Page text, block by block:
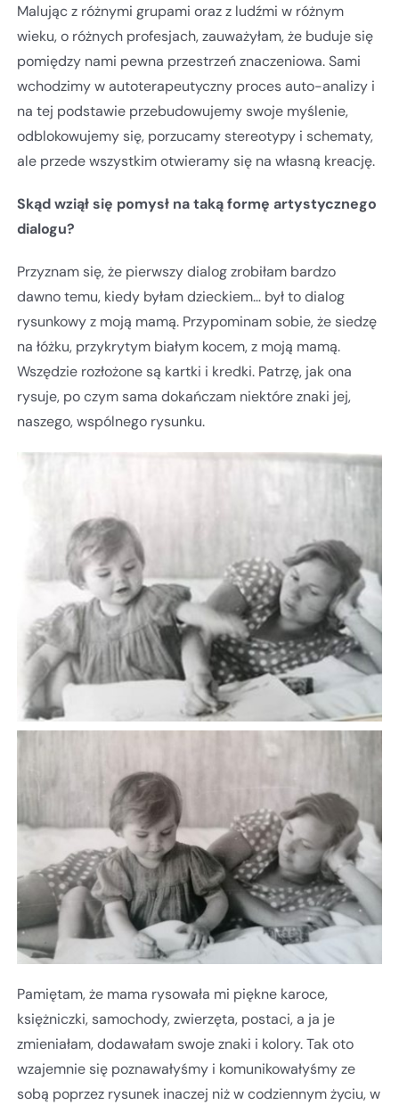
Malując z różnymi grupami oraz z ludźmi w różnym
wieku, o różnych profesjach, zauważyłam, że buduje się
pomiędzy nami pewna przestrzeń znaczeniowa. Sami
wchodzimy w autoterapeutyczny proces auto-analizy i
na tej podstawie przebudowujemy swoje myślenie,
odblokowujemy się, porzucamy stereotypy i schematy,
ale przede wszystkim otwieramy się na własną kreację.
Skąd wziął się pomysł na taką formę artystycznego
dialogu?
Przyznam się, że pierwszy dialog zrobiłam bardzo
dawno temu, kiedy byłam dzieckiem… był to dialog
rysunkowy z moją mamą. Przypominam sobie, że siedzę
na łóżku, przykrytym białym kocem, z moją mamą.
Wszędzie rozłożone są kartki i kredki. Patrzę, jak ona
rysuje, po czym sama dokańczam niektóre znaki jej,
naszego, wspólnego rysunku.
Pamiętam, że mama rysowała mi piękne karoce,
księżniczki, samochody, zwierzęta, postaci, a ja je
zmieniałam, dodawałam swoje znaki i kolory. Tak oto
wzajemnie się poznawałyśmy i komunikowałyśmy ze
sobą poprzez rysunek inaczej niż w codziennym życiu, w